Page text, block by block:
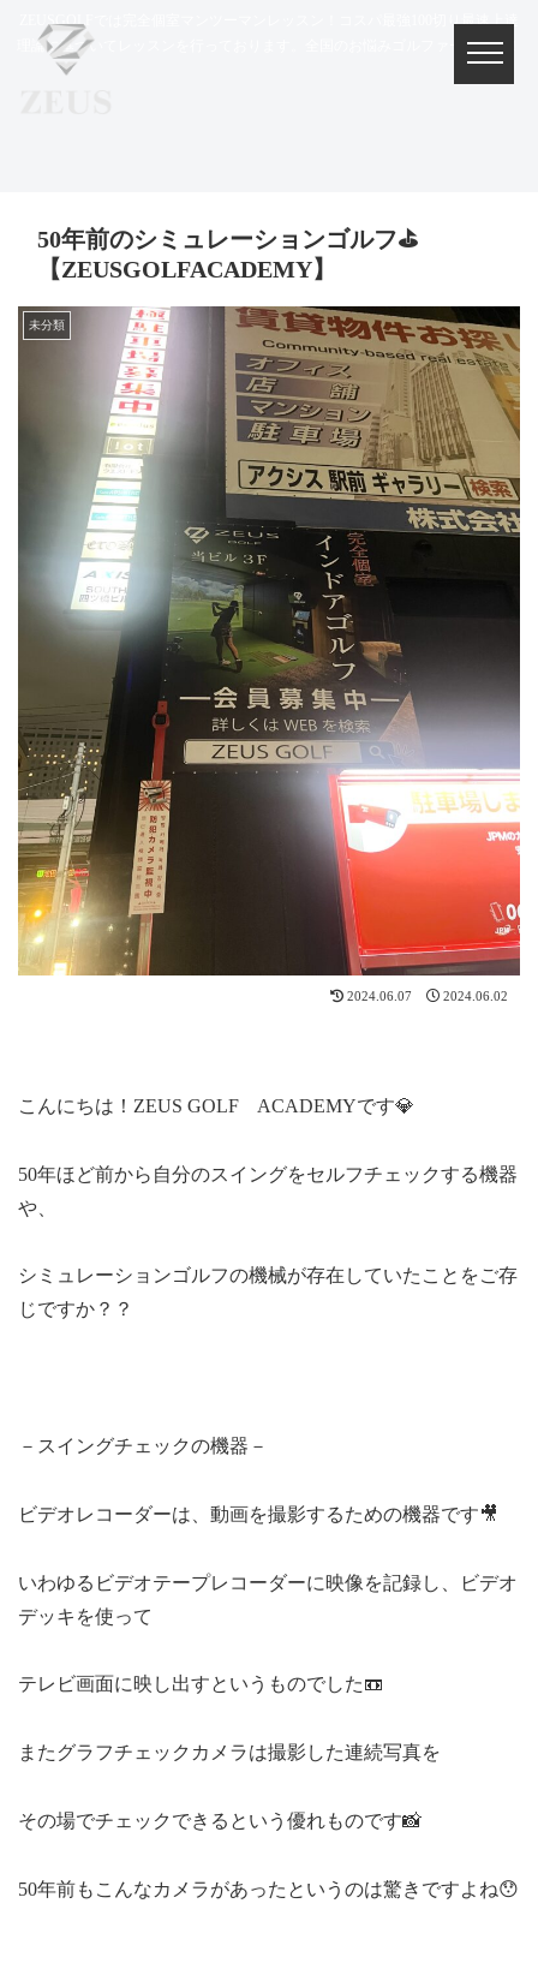
ZEUSGOLFでは完全個室マンツーマンレッスン！コスパ最強100切り最速上達
理論に基づいてレッスンを行っております。全国のお悩みゴルファー集まれ！
50年前のシミュレーションゴルフ⛳
【ZEUSGOLFACADEMY】
未分類
2024.06.07 2024.06.02
こんにちは！ZEUS GOLF ACADEMYです💎
50年ほど前から自分のスイングをセルフチェックする機器
や、
シミュレーションゴルフの機械が存在していたことをご存
じですか？？
－スイングチェックの機器－
ビデオレコーダーは、動画を撮影するための機器です🎥
いわゆるビデオテープレコーダーに映像を記録し、ビデオ
デッキを使って
テレビ画面に映し出すというものでした📼
またグラフチェックカメラは撮影した連続写真を
その場でチェックできるという優れものです📸
50年前もこんなカメラがあったというのは驚きですよね😯